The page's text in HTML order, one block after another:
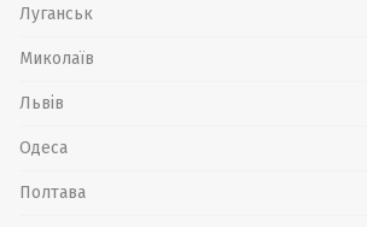
Луганськ
Миколаїв
Львів
Одеса
Полтава